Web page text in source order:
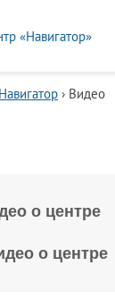
› Видео
о центре